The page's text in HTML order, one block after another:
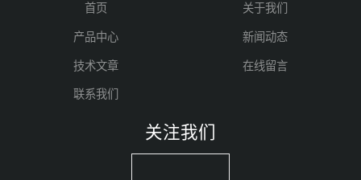
首页 关于我们
产品中心 新闻动态
技术文章 在线留言
联系我们
关注我们